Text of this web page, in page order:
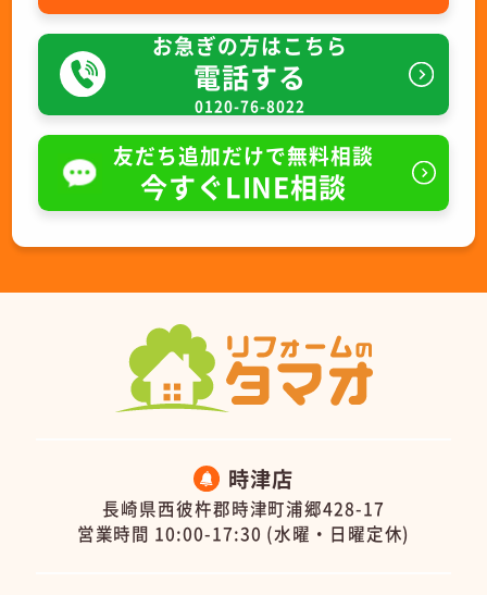
お急ぎの方はこちら
電話する
0120-76-8022
友だち追加だけで無料相談
今すぐLINE相談
時津店
長崎県西彼杵郡時津町浦郷428-17
営業時間 10:00-17:30 (水曜・日曜定休)